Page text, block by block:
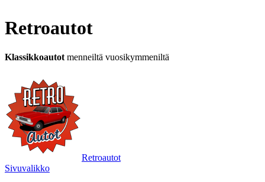
Retroautot
Klassikkoautot menneiltä vuosikymmeniltä
Retroautot
Sivuvalikko